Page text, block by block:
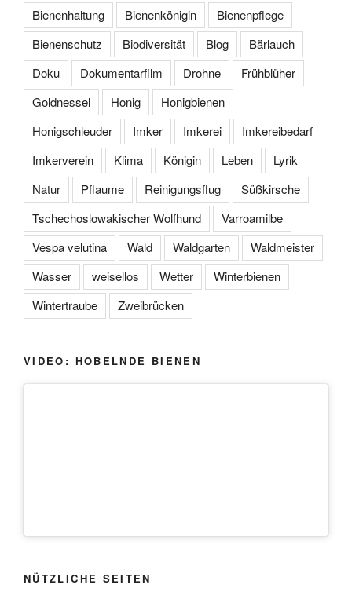
Bienenhaltung
Bienenkönigin
Bienenpflege
Bienenschutz
Biodiversität Blog
Bärlauch
Doku
Dokumentarfilm Drohne
Frühblüher
Goldnessel
Honig
Honigbienen
Honigschleuder
Imker Imkerei
Imkereibedarf
Imkerverein
Klima Königin Leben
Lyrik
Natur
Pflaume Reinigungsflug
Süßkirsche
Tschechoslowakischer Wolfhund
Varroamilbe
Vespa velutina
Wald Waldgarten
Waldmeister
Wasser
weisellos Wetter
Winterbienen
Wintertraube
Zweibrücken
VIDEO: HOBELNDE BIENEN
NÜTZLICHE SEITEN